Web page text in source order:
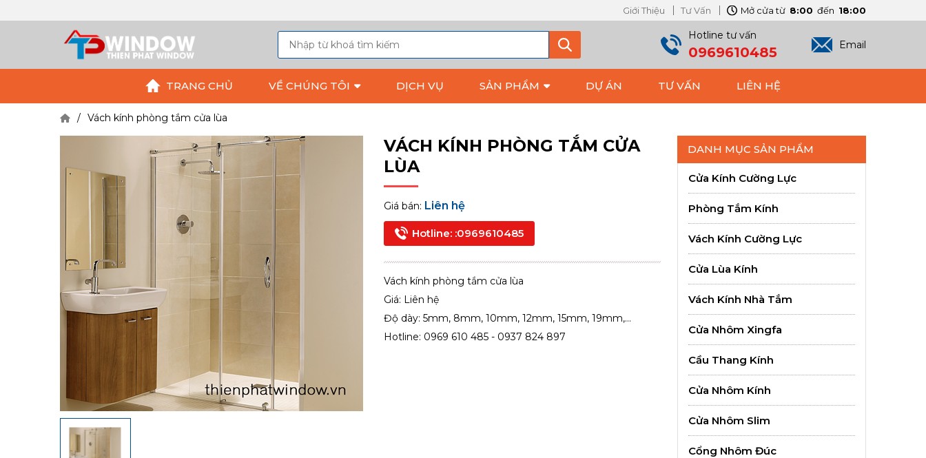
Giới Thiệu Tư Vấn Mở cửa từ 8:00 đến 18:00
Hotline tư vấn
0969610485 Email
TRANG CHỦ VỀ CHÚNG TÔI DỊCH VỤ SẢN PHẨM DỰ ÁN TƯ VẤN LIÊN HỆ
Vách kính phòng tắm cửa lùa
VÁCH KÍNH PHÒNG TẮM CỬA
LÙA
Giá bán: Liên hệ
Hotline: :0969610485
Vách kính phòng tắm cửa lùa
Giá: Liên hệ
Độ dày: 5mm, 8mm, 10mm, 12mm, 15mm, 19mm,...
Hotline: 0969 610 485 - 0937 824 897
DANH MỤC SẢN PHẨM
Cửa Kính Cường Lực
Phòng Tắm Kính
Vách Kính Cường Lực
Cửa Lùa Kính
Vách Kính Nhà Tắm
Cửa Nhôm Xingfa
Cầu Thang Kính
Cửa Nhôm Kính
Cửa Nhôm Slim
Cổng Nhôm Đúc